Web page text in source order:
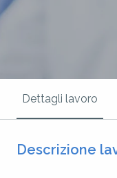
Dettagli lavoro
Descrizione